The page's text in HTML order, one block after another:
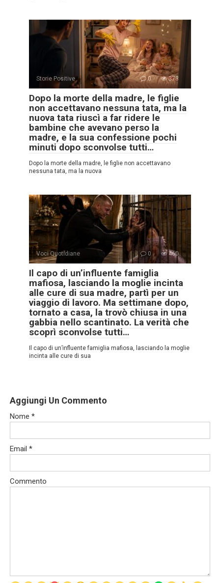
Storie Positive 0 373
Dopo la morte della madre, le figlie
non accettavano nessuna tata, ma la
nuova tata riuscì a far ridere le
bambine che avevano perso la
madre, e la sua confessione pochi
minuti dopo sconvolse tutti…
Dopo la morte della madre, le figlie non accettavano
nessuna tata, ma la nuova
Voci Quotidiane 0 460
Il capo di un’influente famiglia
mafiosa, lasciando la moglie incinta
alle cure di sua madre, partì per un
viaggio di lavoro. Ma settimane dopo,
tornato a casa, la trovò chiusa in una
gabbia nello scantinato. La verità che
scoprì sconvolse tutti…
Il capo di un’influente famiglia mafiosa, lasciando la moglie
incinta alle cure di sua
Aggiungi Un Commento
Nome *
Email *
Commento